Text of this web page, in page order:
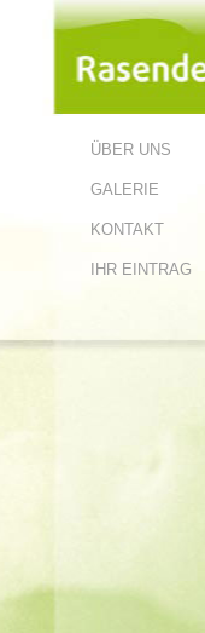
ÜBER UNS
GALERIE
KONTAKT
IHR EINTRAG